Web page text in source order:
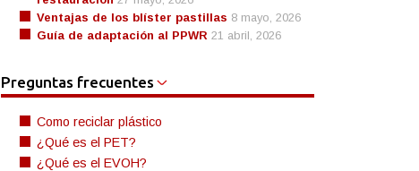
Ventajas de los blíster pastillas 8 mayo, 2026
Guía de adaptación al PPWR 21 abril, 2026
Preguntas frecuentes
Como reciclar plástico
¿Qué es el PET?
¿Qué es el EVOH?